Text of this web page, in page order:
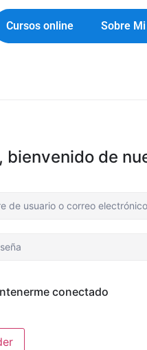
Cursos online Sobre Mi
bienvenido de
conectado